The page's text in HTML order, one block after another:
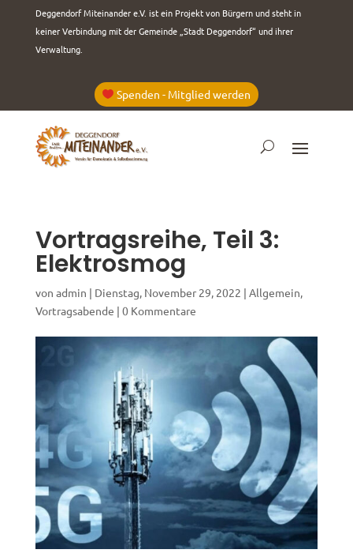
Deggendorf Miteinander e.V. ist ein Projekt von Bürgern und steht in
keiner Verbindung mit der Gemeinde „Stadt Deggendorf“ und ihrer
Verwaltung.
Spenden - Mitglied werden
Vortragsreihe, Teil 3:
Elektrosmog
von admin | Dienstag, November 29, 2022 | Allgemein,
Vortragsabende | 0 Kommentare